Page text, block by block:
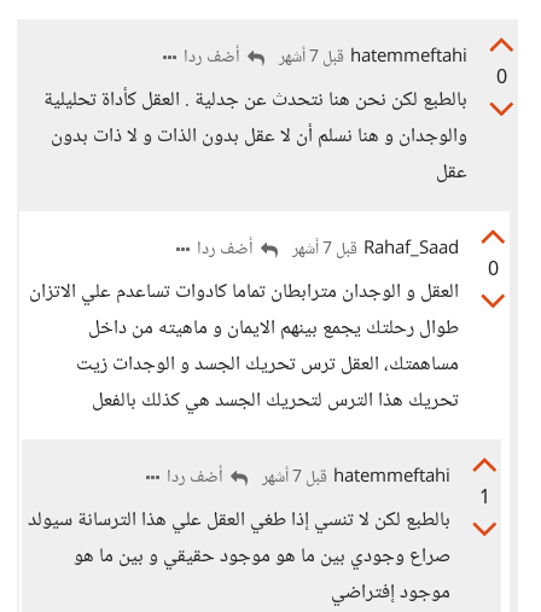
0
hatemmeftahi قبل 7 أشهر أضف ردا
بالطبع لكن نحن هنا نتحدث عن جدلية . العقل كأداة تحليلية
والوجدان و هنا نسلم أن لا عقل بدون الذات و لا ذات بدون
عقل
0
Rahaf_Saad قبل 7 أشهر أضف ردا
العقل و الوجدان مترابطان تماما كادوات تساعدم علي الاتزان
طوال رحلتك يجمع بينهم الايمان و ماهيته من داخل
مساهمتك، العقل ترس تحريك الجسد و الوجدات زيت
تحريك هذا الترس لتحريك الجسد هي كذلك بالفعل
1
hatemmeftahi قبل 7 أشهر أضف ردا
بالطبع لكن لا تنسي إذا طغي العقل علي هذا الترسانة سيولد
صراع وجودي بين ما هو موجود حقيقي و بين ما هو
موجود إفتراضي